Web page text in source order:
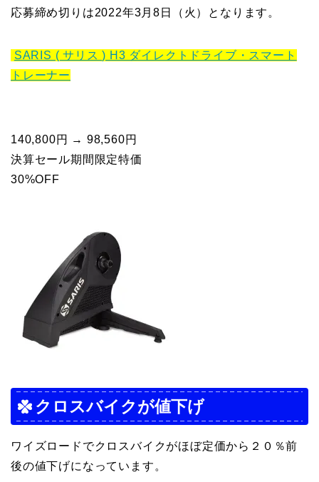
応募締め切りは2022年3月8日（火）となります。
SARIS ( サリス ) H3 ダイレクトドライブ・スマート
トレーナー
140,800円 → 98,560円
決算セール期間限定特価
30%OFF
クロスバイクが値下げ
ワイズロードでクロスバイクがほぼ定価から２０％前
後の値下げになっています。